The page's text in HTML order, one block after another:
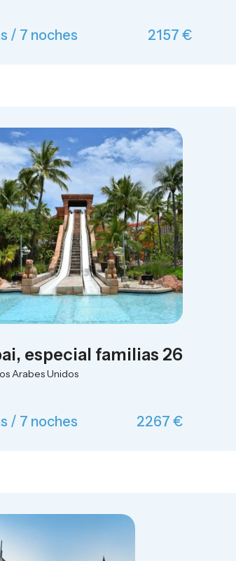
/ 7 noches 2157 €
especial familias 26
Arabes Unidos
/ 7 noches 2267 €